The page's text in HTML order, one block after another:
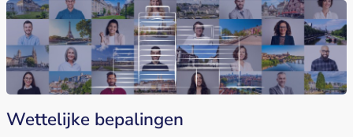
Wettelijke bepalingen